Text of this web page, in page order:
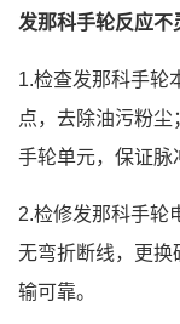
发那科手轮反应不
1.检查发那科手轮
点，去除油污粉
手轮单元，保证脉
2.检修发那科手轮
无弯折断线，更换
输可靠。